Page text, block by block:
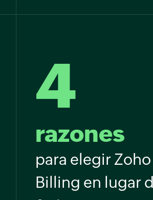
4
razones
para elegir Zoho
Billing en lugar